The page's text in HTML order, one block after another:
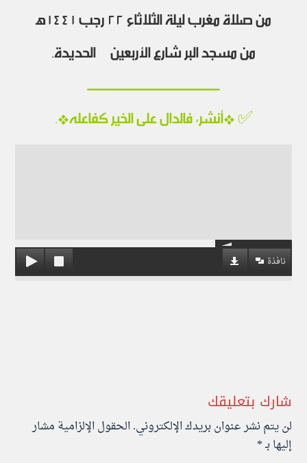
من صلاة مغرب ليلة الثلاثاء ٢٢ رجب ١٤٤١ه‍
من مسجد البر شارع الأربعين – الحديدة.
ــــــــــــــــــــــــــــــــــــــــــــــــ
✅ *أنشر، فالدال على الخير كفاعله*.
نافذة
شارك بتعليقك
لن يتم نشر عنوان بريدك الإلكتروني.الحقول الإلزامية مشار
إليها بـ*